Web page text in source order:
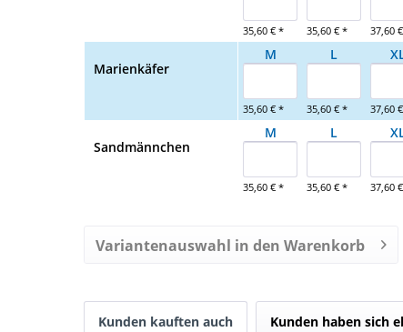
35,60 € * 35,60 € * 37,60
Marienkäfer
M
35,60 € *
L
35,60 € * 37,60
Sandmännchen
M
35,60 € *
L
35,60 € * 37,60
Variantenauswahl in den Warenkorb
Kunden kauften auch Kunden haben sich